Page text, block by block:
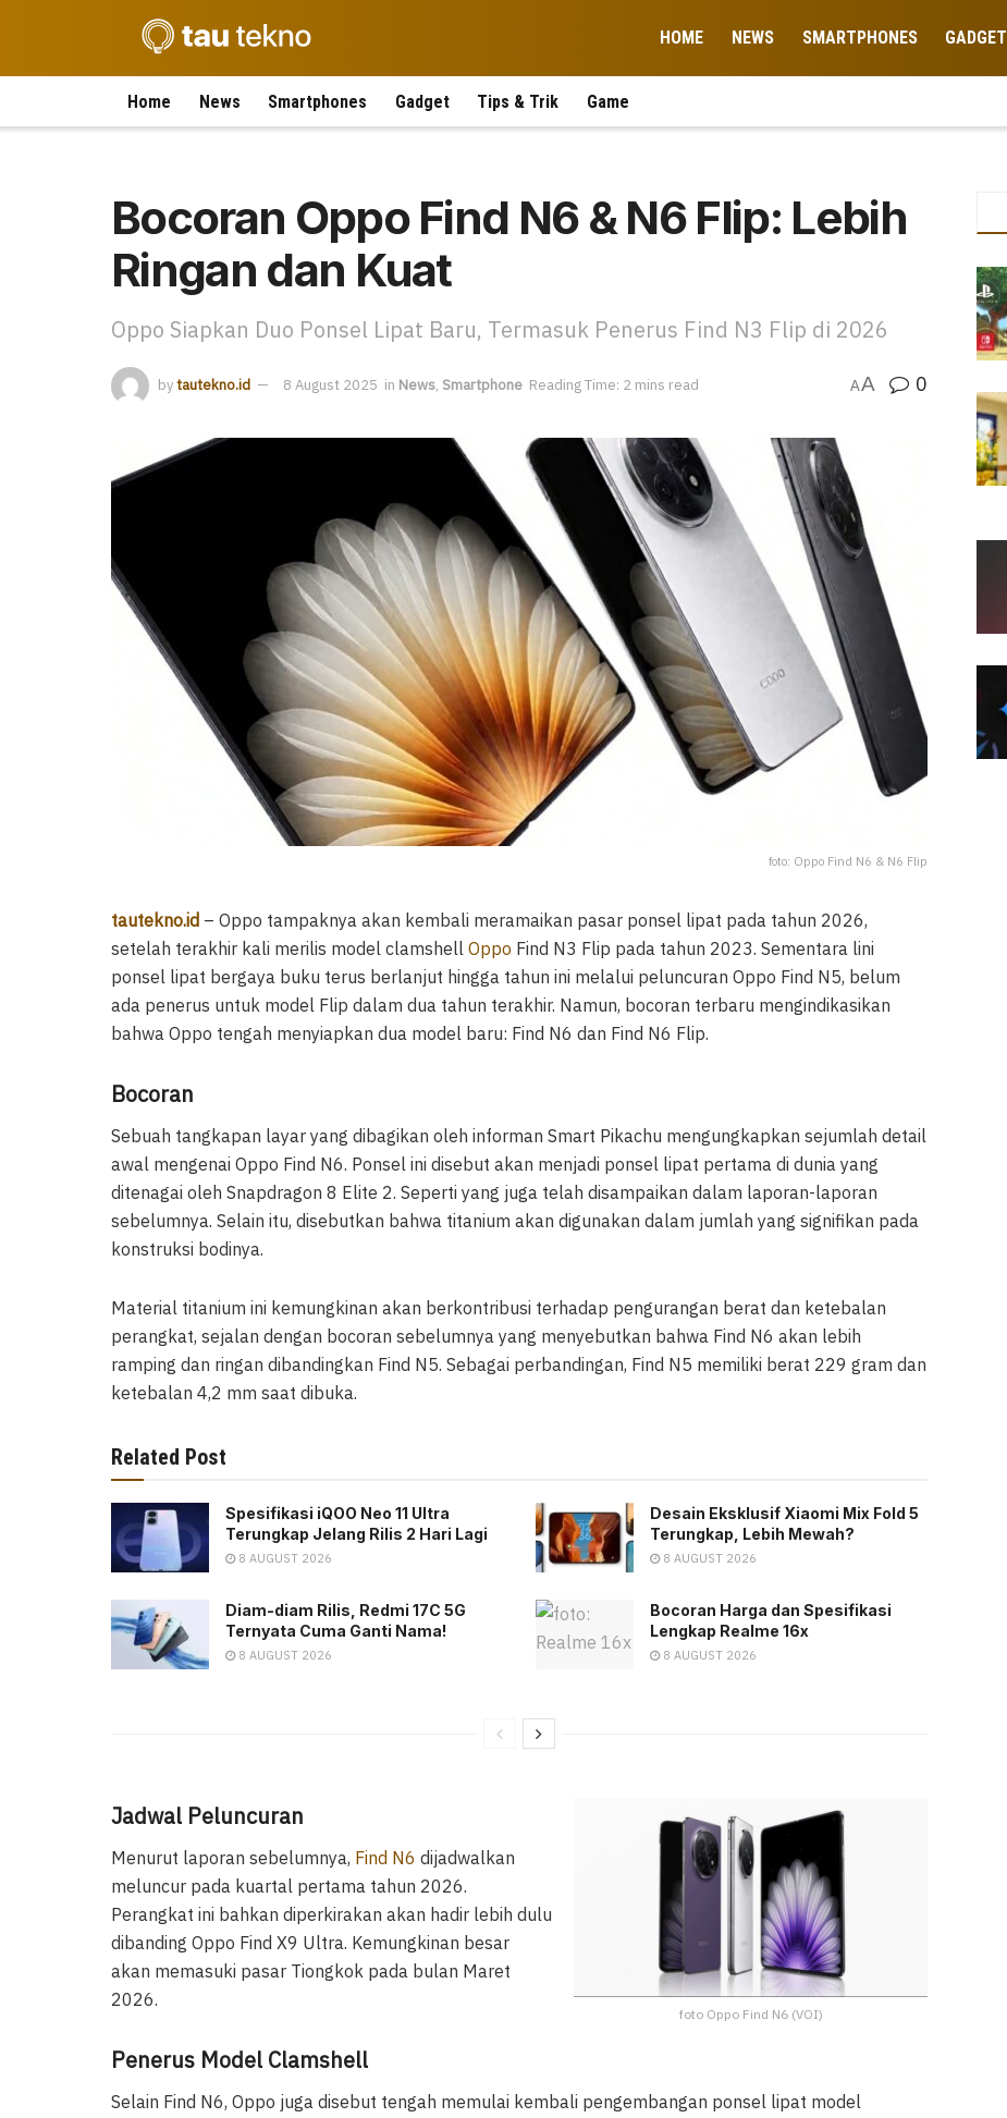
HOME NEWS SMARTPHONES GADGET
Home News Smartphones Gadget Tips & Trik Game
Bocoran Oppo Find N6 & N6 Flip: Lebih
Ringan dan Kuat
Oppo Siapkan Duo Ponsel Lipat Baru, Termasuk Penerus Find N3 Flip di 2026
bytautekno.id 8 August 2025 in News, Smartphone Reading Time: 2 mins read AA 0
foto: Oppo Find N6 & N6 Flip
tautekno.id – Oppo tampaknya akan kembali meramaikan pasar ponsel lipat pada tahun 2026,
setelah terakhir kali merilis model clamshell Oppo Find N3 Flip pada tahun 2023. Sementara lini
ponsel lipat bergaya buku terus berlanjut hingga tahun ini melalui peluncuran Oppo Find N5, belum
ada penerus untuk model Flip dalam dua tahun terakhir. Namun, bocoran terbaru mengindikasikan
bahwa Oppo tengah menyiapkan dua model baru: Find N6 dan Find N6 Flip.
Bocoran
Sebuah tangkapan layar yang dibagikan oleh informan Smart Pikachu mengungkapkan sejumlah detail
awal mengenai Oppo Find N6. Ponsel ini disebut akan menjadi ponsel lipat pertama di dunia yang
ditenagai oleh Snapdragon 8 Elite 2. Seperti yang juga telah disampaikan dalam laporan-laporan
sebelumnya. Selain itu, disebutkan bahwa titanium akan digunakan dalam jumlah yang signifikan pada
konstruksi bodinya.
Material titanium ini kemungkinan akan berkontribusi terhadap pengurangan berat dan ketebalan
perangkat, sejalan dengan bocoran sebelumnya yang menyebutkan bahwa Find N6 akan lebih
ramping dan ringan dibandingkan Find N5. Sebagai perbandingan, Find N5 memiliki berat 229 gram dan
ketebalan 4,2 mm saat dibuka.
Related Post
Spesifikasi iQOO Neo 11 Ultra
Terungkap Jelang Rilis 2 Hari Lagi
8 AUGUST 2026
Desain Eksklusif Xiaomi Mix Fold 5
Terungkap, Lebih Mewah?
8 AUGUST 2026
Diam-diam Rilis, Redmi 17C 5G
Ternyata Cuma Ganti Nama!
8 AUGUST 2026
Bocoran Harga dan Spesifikasi
Lengkap Realme 16x
8 AUGUST 2026
foto Oppo Find N6 (VOI)
Jadwal Peluncuran
Menurut laporan sebelumnya, Find N6 dijadwalkan
meluncur pada kuartal pertama tahun 2026.
Perangkat ini bahkan diperkirakan akan hadir lebih dulu
dibanding Oppo Find X9 Ultra. Kemungkinan besar
akan memasuki pasar Tiongkok pada bulan Maret
2026.
Penerus Model Clamshell
Selain Find N6, Oppo juga disebut tengah memulai kembali pengembangan ponsel lipat model